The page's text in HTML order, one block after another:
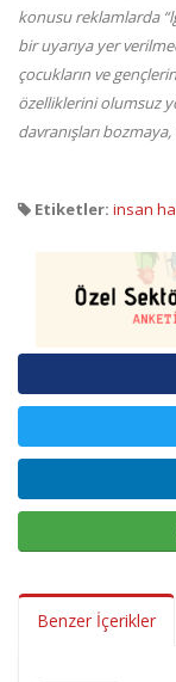
konusu reklamlarda
bir uyarıya yer
çocukların ve
özelliklerini olumsuz
davranışları
Etiketler: insan
Benzer İçerikler